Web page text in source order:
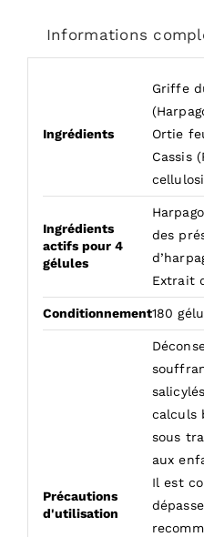
Informations
Ingrédients
Griffe
Ortie
Cassis
Ingrédients
actifs pour 4
gélules
des
Extrait
Conditionnement180
Précautions
d'utilisation
calculs
sous
aux
Il est